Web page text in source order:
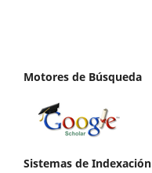
Motores de Búsqueda
Sistemas de Indexación